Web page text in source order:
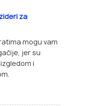
za
mogu vam
jer su
i